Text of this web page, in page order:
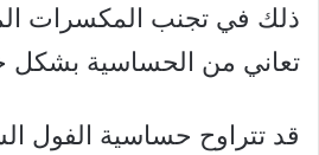
ذلك في تجنب المكسرات
تعاني من الحساسية
قد تتراوح حساسية الفول